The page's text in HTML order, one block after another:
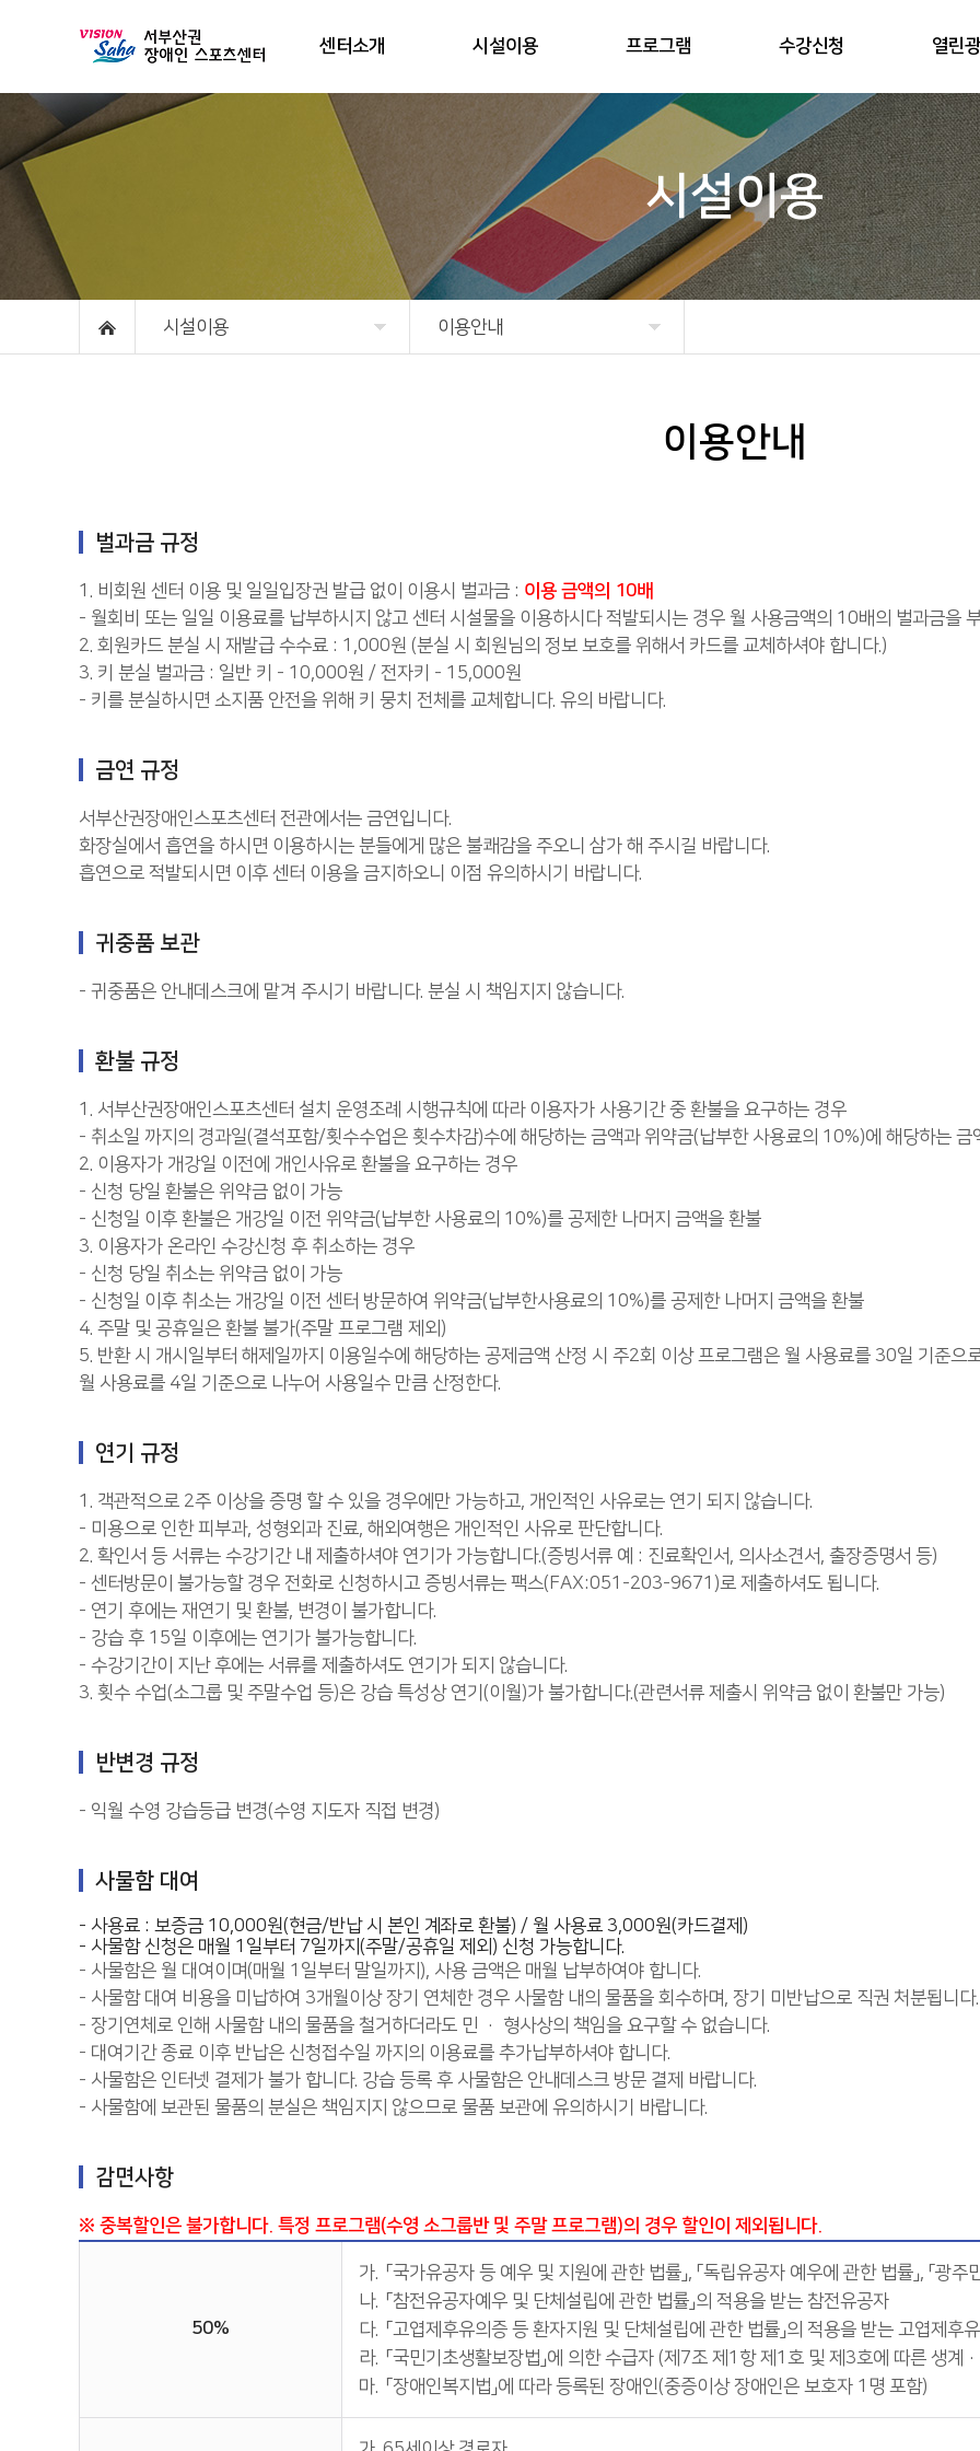
센터소개 시설이용 프로그램 수강신청 열린
시설이용
시설이용 이용안내
이용안내
벌과금 규정
1. 비회원 센터 이용 및 일일입장권 발급 없이 이용시 벌과금 : 이용 금액의 10배
- 월회비 또는 일일 이용료를 납부하시지 않고 센터 시설물을 이용하시다 적발되시는 경우 월 사용금액의 10배의 벌과금을
2. 회원카드 분실 시 재발급 수수료 : 1,000원 (분실 시 회원님의 정보 보호를 위해서 카드를 교체하셔야 합니다.)
3. 키 분실 벌과금 : 일반 키 - 10,000원 / 전자키 - 15,000원
- 키를 분실하시면 소지품 안전을 위해 키 뭉치 전체를 교체합니다. 유의 바랍니다.
금연 규정
서부산권장애인스포츠센터 전관에서는 금연입니다.
화장실에서 흡연을 하시면 이용하시는 분들에게 많은 불쾌감을 주오니 삼가 해 주시길 바랍니다.
흡연으로 적발되시면 이후 센터 이용을 금지하오니 이점 유의하시기 바랍니다.
귀중품 보관
- 귀중품은 안내데스크에 맡겨 주시기 바랍니다. 분실 시 책임지지 않습니다.
환불 규정
1. 서부산권장애인스포츠센터 설치 운영조례 시행규칙에 따라 이용자가 사용기간 중 환불을 요구하는 경우
- 취소일 까지의 경과일(결석포함/횟수수업은 횟수차감)수에 해당하는 금액과 위약금(납부한 사용료의 10%)에 해당하는 금
2. 이용자가 개강일 이전에 개인사유로 환불을 요구하는 경우
- 신청 당일 환불은 위약금 없이 가능
- 신청일 이후 환불은 개강일 이전 위약금(납부한 사용료의 10%)를 공제한 나머지 금액을 환불
3. 이용자가 온라인 수강신청 후 취소하는 경우
- 신청 당일 취소는 위약금 없이 가능
- 신청일 이후 취소는 개강일 이전 센터 방문하여 위약금(납부한사용료의 10%)를 공제한 나머지 금액을 환불
4. 주말 및 공휴일은 환불 불가(주말 프로그램 제외)
5. 반환 시 개시일부터 해제일까지 이용일수에 해당하는 공제금액 산정 시 주2회 이상 프로그램은 월 사용료를 30일 기준으
월 사용료를 4일 기준으로 나누어 사용일수 만큼 산정한다.
연기 규정
1. 객관적으로 2주 이상을 증명 할 수 있을 경우에만 가능하고, 개인적인 사유로는 연기 되지 않습니다.
- 미용으로 인한 피부과, 성형외과 진료, 해외여행은 개인적인 사유로 판단합니다.
2. 확인서 등 서류는 수강기간 내 제출하셔야 연기가 가능합니다.(증빙서류 예 : 진료확인서, 의사소견서, 출장증명서 등)
- 센터방문이 불가능할 경우 전화로 신청하시고 증빙서류는 팩스(FAX:051-203-9671)로 제출하셔도 됩니다.
- 연기 후에는 재연기 및 환불, 변경이 불가합니다.
- 강습 후 15일 이후에는 연기가 불가능합니다.
- 수강기간이 지난 후에는 서류를 제출하셔도 연기가 되지 않습니다.
3. 횟수 수업(소그룹 및 주말수업 등)은 강습 특성상 연기(이월)가 불가합니다.(관련서류 제출시 위약금 없이 환불만 가능)
반변경 규정
- 익월 수영 강습등급 변경(수영 지도자 직접 변경)
사물함 대여
- 사용료 : 보증금 10,000원(현금/반납 시 본인 계좌로 환불) / 월 사용료 3,000원(카드결제)
- 사물함 신청은 매월 1일부터 7일까지(주말/공휴일 제외) 신청 가능합니다.
- 사물함은 월 대여이며(매월 1일부터 말일까지), 사용 금액은 매월 납부하여야 합니다.
- 사물함 대여 비용을 미납하여 3개월이상 장기 연체한 경우 사물함 내의 물품을 회수하며, 장기 미반납으로 직권 처분됩니다.
- 장기연체로 인해 사물함 내의 물품을 철거하더라도 민 · 형사상의 책임을 요구할 수 없습니다.
- 대여기간 종료 이후 반납은 신청접수일 까지의 이용료를 추가납부하셔야 합니다.
- 사물함은 인터넷 결제가 불가 합니다. 강습 등록 후 사물함은 안내데스크 방문 결제 바랍니다.
- 사물함에 보관된 물품의 분실은 책임지지 않으므로 물품 보관에 유의하시기 바랍니다.
감면사항
※ 중복할인은 불가합니다. 특정 프로그램(수영 소그룹반 및 주말 프로그램)의 경우 할인이 제외됩니다.
50%
가. 「국가유공자 등 예우 및 지원에 관한 법률」, 「독립유공자 예우에 관한 법률」, 「광
나. 「참전유공자예우 및 단체설립에 관한 법률」의 적용을 받는 참전유공자
다. 「고엽제후유의증 등 환자지원 및 단체설립에 관한 법률」의 적용을 받는 고엽제
라. 「국민기초생활보장법」에 의한 수급자 (제7조 제1항 제1호 및 제3호에 따른 생계
마. 「장애인복지법」에 따라 등록된 장애인(중증이상 장애인은 보호자 1명 포함)